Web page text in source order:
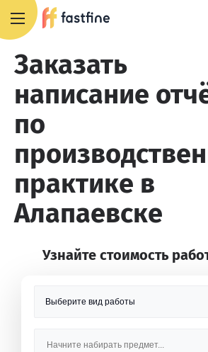
Заказать
написание
по
практике в
Алапаевске
Узнайте стоимость